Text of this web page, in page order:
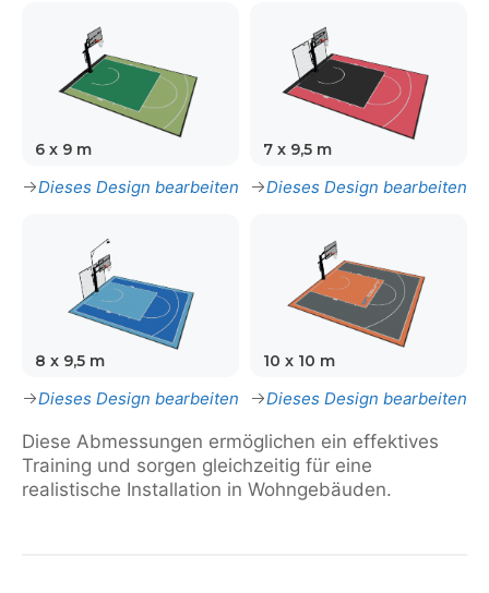
6 x 9 m
Dieses Design bearbeiten
7 x 9,5 m
Dieses Design bearbeiten
8 x 9,5 m
Dieses Design bearbeiten
10 x 10 m
Dieses Design bearbeiten
Diese Abmessungen ermöglichen ein effektives
Training und sorgen gleichzeitig für eine
realistische Installation in Wohngebäuden.